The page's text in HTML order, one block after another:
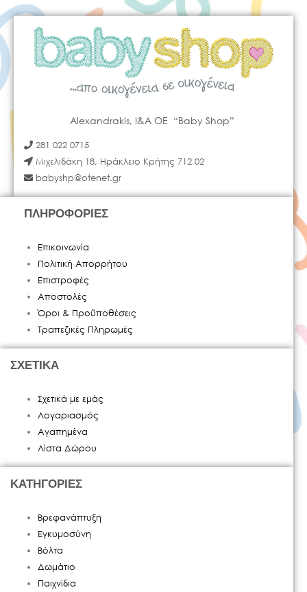
Alexandrakis, I&A OE “Baby Shop”
281 022 0715
Μιχελιδάκη 18, Ηράκλειο Κρήτης 712 02
babyshp@otenet.gr
ΠΛΗΡΟΦΟΡΙΕΣ
Επικοινωνία
Πολιτική Απορρήτου
Επιστροφές
Αποστολές
Όροι & Προϋποθέσεις
Τραπεζικές Πληρωμές
ΣΧΕΤΙΚΑ
Σχετικά με εμάς
Λογαριασμός
Αγαπημένα
Λίστα Δώρου
ΚΑΤΗΓΟΡΙΕΣ
Βρεφανάπτυξη
Εγκυμοσύνη
Βόλτα
Δωμάτιο
Παιχνίδια